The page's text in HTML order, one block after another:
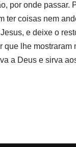
por onde
ter coisas nem
e deixe o
que lhe
a Deus e sirva